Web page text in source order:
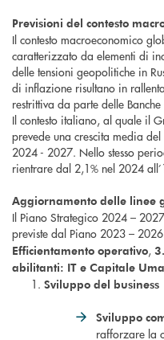
Previsioni del contesto
Il contesto macroeconomico
caratterizzato da elementi di
delle tensioni geopolitiche in
di inflazione risultano in
restrittiva da parte delle
Il contesto italiano, al quale il
prevede una crescita media
2024 - 2027. Nello stesso
rientrare dal 2,1% nel 2024
Aggiornamento delle linee
Il Piano Strategico 2024 –
previste dal Piano 2023 –
Efficientamento operativo,
abilitanti: IT e Capitale
Sviluppo del business
Sviluppo
rafforzare la